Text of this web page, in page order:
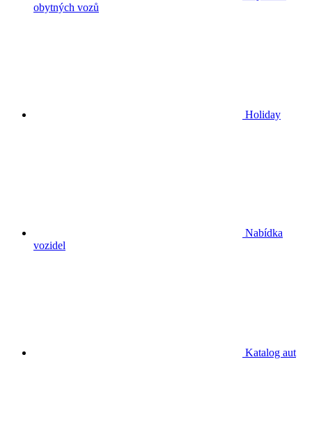
obytných vozů
Holiday
Nabídka
vozidel
Katalog aut